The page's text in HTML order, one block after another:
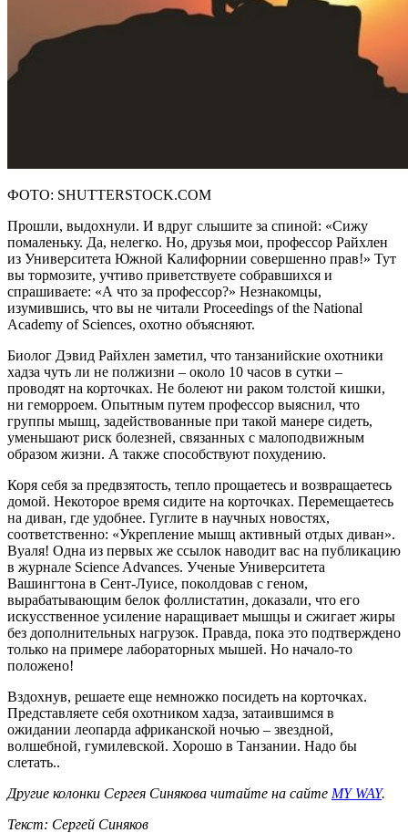
ФОТО: SHUTTERSTOCK.COM
Прошли, выдохнули. И вдруг слышите за спиной: «Сижу
помаленьку. Да, нелегко. Но, друзья мои, профессор Райхлен
из Университета Южной Калифорнии совершенно прав!» Тут
вы тормозите, учтиво приветствуете собравшихся и
спрашиваете: «А что за профессор?» Незнакомцы,
изумившись, что вы не читали Proceedings of the National
Academy of Sciences, охотно объясняют.
Биолог Дэвид Райхлен заметил, что танзанийские охотники
хадза чуть ли не полжизни – около 10 часов в сутки –
проводят на корточках. Не болеют ни раком толстой кишки,
ни геморроем. Опытным путем профессор выяснил, что
группы мышц, задействованные при такой манере сидеть,
уменьшают риск болезней, связанных с малоподвижным
образом жизни. А также способствуют похудению.
Коря себя за предвзятость, тепло прощаетесь и возвращаетесь
домой. Некоторое время сидите на корточках. Перемещаетесь
на диван, где удобнее. Гуглите в научных новостях,
соответственно: «Укрепление мышц активный отдых диван».
Вуаля! Одна из первых же ссылок наводит вас на публикацию
в журнале Science Advances. Ученые Университета
Вашингтона в Сент-Луисе, поколдовав с геном,
вырабатывающим белок фоллистатин, доказали, что его
искусственное усиление наращивает мышцы и сжигает жиры
без дополнительных нагрузок. Правда, пока это подтверждено
только на примере лабораторных мышей. Но начало-то
положено!
Вздохнув, решаете еще немножко посидеть на корточках.
Представляете себя охотником хадза, затаившимся в
ожидании леопарда африканской ночью – звездной,
волшебной, гумилевской. Хорошо в Танзании. Надо бы
слетать..
Другие колонки Сергея Синякова читайте на сайте MY WAY.
Текст: Сергей Синяков